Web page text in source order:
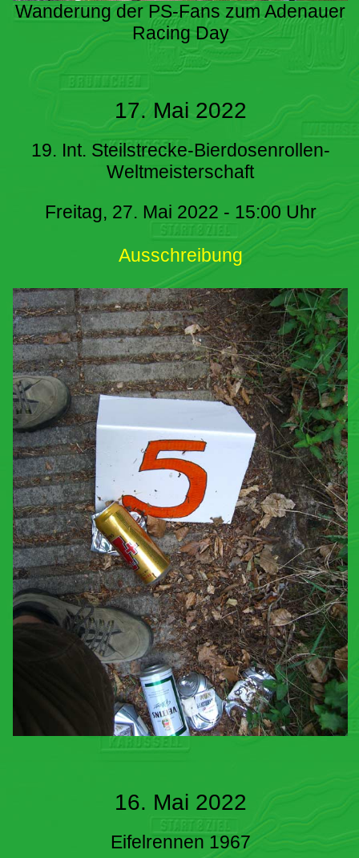
Wanderung der PS-Fans zum Adenauer
Racing Day
17. Mai 2022
19. Int. Steilstrecke-Bierdosenrollen-
Weltmeisterschaft
Freitag, 27. Mai 2022 - 15:00 Uhr
Ausschreibung
16. Mai 2022
Eifelrennen 1967